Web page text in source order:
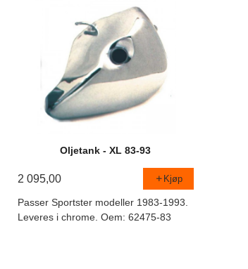
Oljetank - XL 83-93
2 095,00 Kjøp
Passer Sportster modeller 1983-1993.
Leveres i chrome. Oem: 62475-83